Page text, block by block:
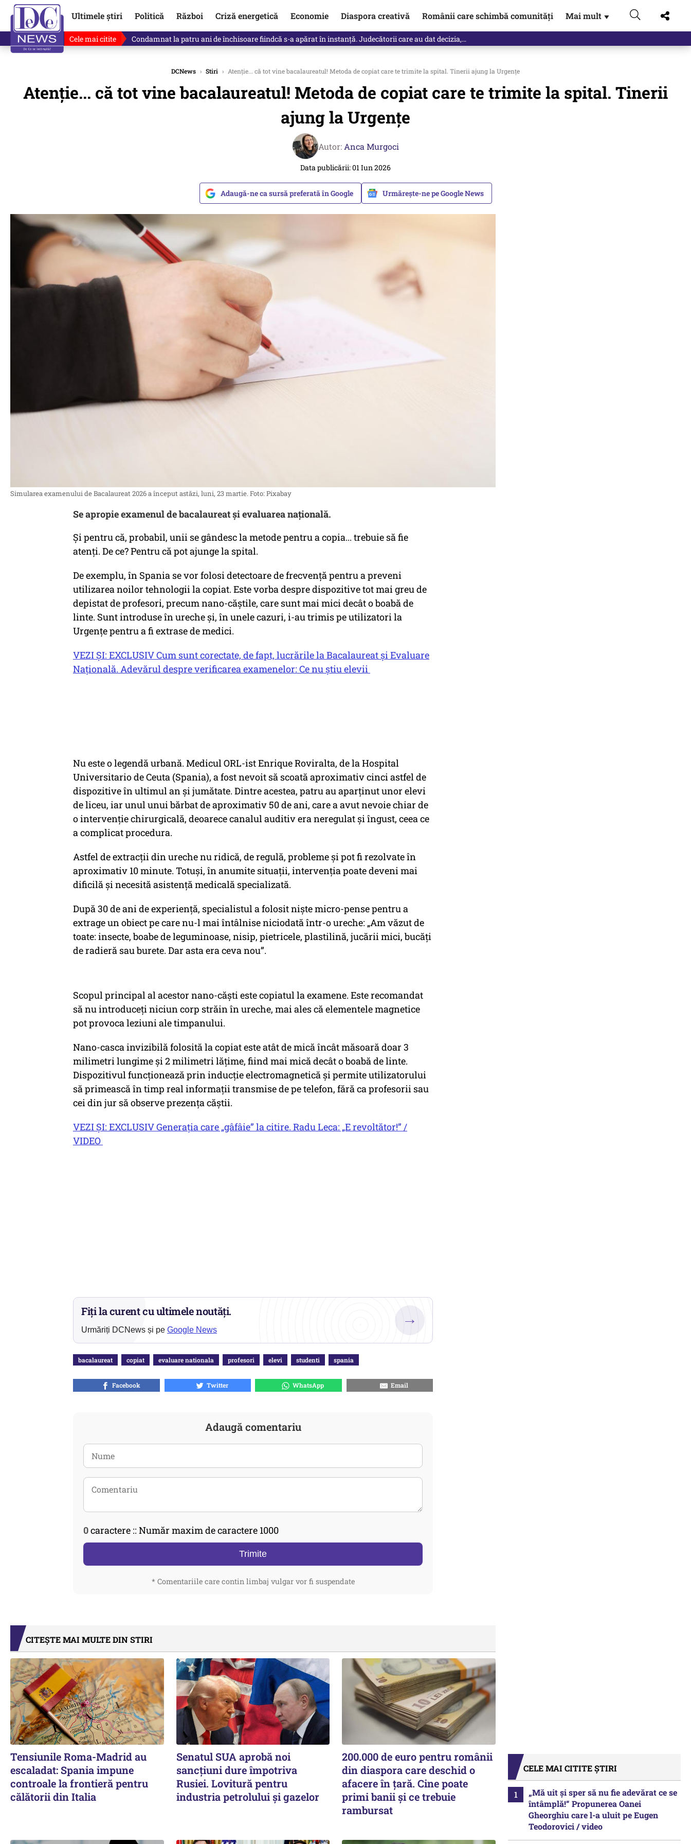
Ultimele știri Politică Război Criză energetică Economie Diaspora creativă Românii care schimbă comunități Mai mult ▼
Cele mai citite Singurul lucru care l-ar putea clinti pe Ilie Bolojan de la Palatul Victoria. Verdictul lui Bogdan Chirieac
DCNews › Stiri › Atenție... că tot vine bacalaureatul! Metoda de copiat care te trimite la spital. Tinerii ajung la Urgențe
Atenție... că tot vine bacalaureatul! Metoda de copiat care te trimite la spital. Tinerii
ajung la Urgențe
Autor: Anca Murgoci
Data publicării: 01 Iun 2026
Adaugă-ne ca sursă preferată în Google Urmărește-ne pe Google News
Simularea examenului de Bacalaureat 2026 a început astăzi, luni, 23 martie. Foto: Pixabay
Se apropie examenul de bacalaureat și evaluarea națională.
Și pentru că, probabil, unii se gândesc la metode pentru a copia... trebuie să fie
atenți. De ce? Pentru că pot ajunge la spital.
De exemplu, în Spania se vor folosi detectoare de frecvență pentru a preveni
utilizarea noilor tehnologii la copiat. Este vorba despre dispozitive tot mai greu de
depistat de profesori, precum nano-căștile, care sunt mai mici decât o boabă de
linte. Sunt introduse în ureche și, în unele cazuri, i-au trimis pe utilizatori la
Urgențe pentru a fi extrase de medici.
VEZI ȘI: EXCLUSIV Cum sunt corectate, de fapt, lucrările la Bacalaureat și Evaluare
Națională. Adevărul despre verificarea examenelor: Ce nu știu elevii
Nu este o legendă urbană. Medicul ORL-ist Enrique Roviralta, de la Hospital
Universitario de Ceuta (Spania), a fost nevoit să scoată aproximativ cinci astfel de
dispozitive în ultimul an și jumătate. Dintre acestea, patru au aparținut unor elevi
de liceu, iar unul unui bărbat de aproximativ 50 de ani, care a avut nevoie chiar de
o intervenție chirurgicală, deoarece canalul auditiv era neregulat și îngust, ceea ce
a complicat procedura.
Astfel de extracții din ureche nu ridică, de regulă, probleme și pot fi rezolvate în
aproximativ 10 minute. Totuși, în anumite situații, intervenția poate deveni mai
dificilă și necesită asistență medicală specializată.
După 30 de ani de experiență, specialistul a folosit niște micro-pense pentru a
extrage un obiect pe care nu-l mai întâlnise niciodată într-o ureche: „Am văzut de
toate: insecte, boabe de leguminoase, nisip, pietricele, plastilină, jucării mici, bucăți
de radieră sau burete. Dar asta era ceva nou”.
Scopul principal al acestor nano-căști este copiatul la examene. Este recomandat
să nu introduceți niciun corp străin în ureche, mai ales că elementele magnetice
pot provoca leziuni ale timpanului.
Nano-casca invizibilă folosită la copiat este atât de mică încât măsoară doar 3
milimetri lungime și 2 milimetri lățime, fiind mai mică decât o boabă de linte.
Dispozitivul funcționează prin inducție electromagnetică și permite utilizatorului
să primească în timp real informații transmise de pe telefon, fără ca profesorii sau
cei din jur să observe prezența căștii.
VEZI ȘI: EXCLUSIV Generația care „gâfâie” la citire. Radu Leca: „E revoltător!” /
VIDEO
Fiți la curent cu ultimele noutăți.
Urmăriți DCNews și pe Google News
→
bacalaureat copiat evaluare nationala profesori elevi studenti spania
Facebook Twitter WhatsApp Email
Adaugă comentariu
0caractere :: Număr maxim de caractere 1000
Trimite
* Comentariile care contin limbaj vulgar vor fi suspendate
CITEȘTE MAI MULTE DIN STIRI
Tensiunile Roma-Madrid au
escaladat: Spania impune
controale la frontieră pentru
călătorii din Italia
Senatul SUA aprobă noi
sancțiuni dure împotriva
Rusiei. Lovitură pentru
industria petrolului și gazelor
200.000 de euro pentru românii
din diaspora care deschid o
afacere în țară. Cine poate
primi banii și ce trebuie
rambursat
CELE MAI CITITE ȘTIRI
„Mă uit și sper să nu fie adevărat ce se
întâmplă!“ Propunerea Oanei
Gheorghiu care l-a uluit pe Eugen
Teodorovici / video